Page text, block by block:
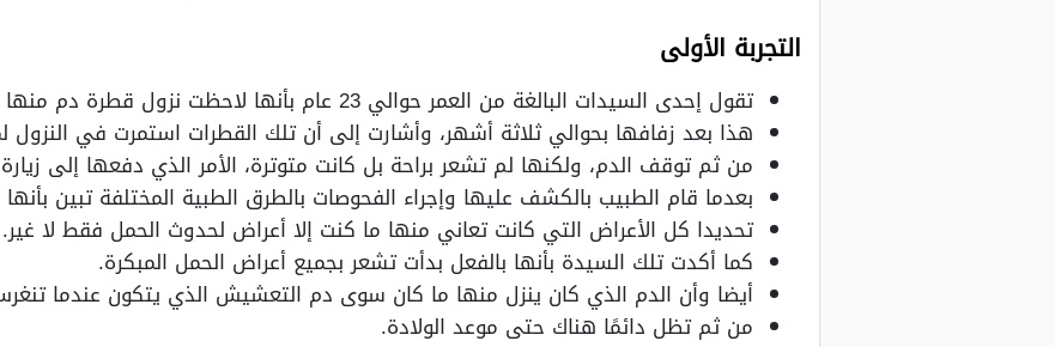
التجربة الأولى
تقول إحدى السيدات البالغة من العمر حوالي 23 عام بأنها لاحظت نزول قطرة دم منها قبل موعد الدورة بأحد عشر يومًا.
هذا بعد زفافها بحوالي ثلاثة أشهر، وأشارت إلى أن تلك القطرات استمرت في النزول
من ثم توقف الدم، ولكنها لم تشعر براحة بل كانت متوترة، الأمر الذي دفعها إلى
بعدما قام الطبيب بالكشف عليها وإجراء الفحوصات بالطرق الطبية المختلفة تبين بأنها
تحديدا كل الأعراض التي كانت تعاني منها ما كنت إلا أعراض لحدوث الحمل فقط لا غير.
كما أكدت تلك السيدة بأنها بالفعل بدأت تشعر بجميع أعراض الحمل المبكرة.
أيضا وأن الدم الذي كان ينزل منها ما كان سوى دم التعشيش الذي يتكون عندما
من ثم تظل دائمًا هناك حتى موعد الولادة.